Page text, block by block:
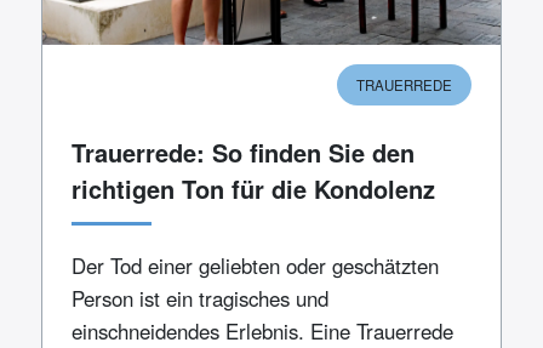
TRAUERREDE
Trauerrede: So finden Sie den
richtigen Ton für die Kondolenz
Der Tod einer geliebten oder geschätzten
Person ist ein tragisches und
einschneidendes Erlebnis. Eine Trauerrede